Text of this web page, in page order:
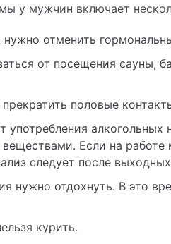
у мужчин включает
отменить
от посещения сауны,
половые
употребления
Если на
следует после
нужно отдохнуть. В это
курить.